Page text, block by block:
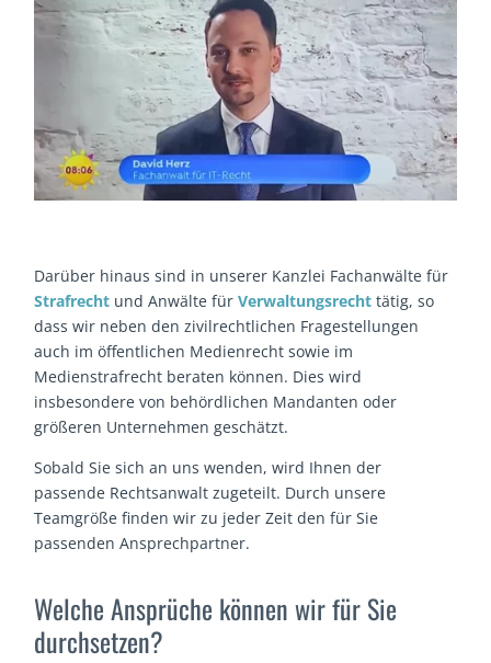
Darüber hinaus sind in unserer Kanzlei Fachanwälte für
Strafrecht und Anwälte fürVerwaltungsrecht tätig, so
dass wir neben den zivilrechtlichen Fragestellungen
auch im öffentlichen Medienrecht sowie im
Medienstrafrecht beraten können. Dies wird
insbesondere von behördlichen Mandanten oder
größeren Unternehmen geschätzt.
Sobald Sie sich an uns wenden, wird Ihnen der
passende Rechtsanwalt zugeteilt. Durch unsere
Teamgröße finden wir zu jeder Zeit den für Sie
passenden Ansprechpartner.
Welche Ansprüche können wir für Sie
durchsetzen?